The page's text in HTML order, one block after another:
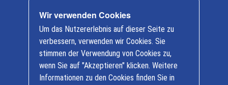
info@baumaschinen-mueller.de
FUSO
Baumaschinen
Cookie-
Einstellungen
Wir verwenden Cookies
Um das Nutzererlebnis auf dieser Seite zu
verbessern, verwenden wir Cookies. Sie
stimmen der Verwendung von Cookies zu,
wenn Sie auf "Akzeptieren" klicken. Weitere
Informationen zu den Cookies finden Sie in